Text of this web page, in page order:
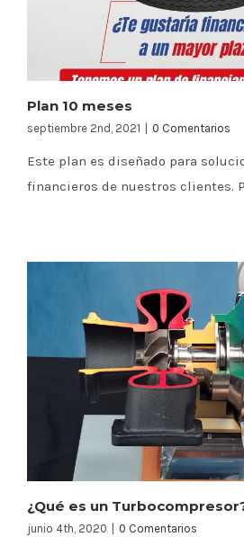
Plan 10 meses
septiembre 2nd, 2021 0 Comentarios
Este plan es diseñado para
financieros de nuestros clientes.
¿Qué es un
junio 4th, 2020 0 Comentarios